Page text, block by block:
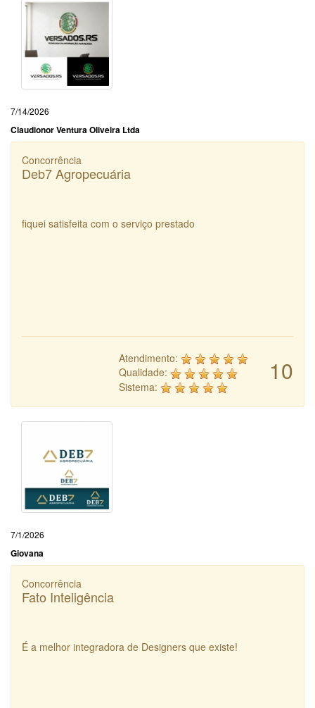
7/14/2026
Claudionor Ventura Oliveira Ltda
Concorrência
Deb7 Agropecuária
fiquei satisfeita com o serviço prestado
10
Atendimento:
Qualidade:
Sistema:
7/1/2026
Giovana
Concorrência
Fato Inteligência
É a melhor integradora de Designers que existe!